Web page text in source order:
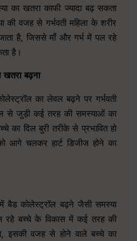
का खतरा काफी ज्यादा बढ़ सकता
वजह से गर्भवती महिला के शरीर
है, जिससे माँ और गर्भ में पल रहे
है।
बढ़ना
का लेवल बढ़ने पर गर्भवती
से जुड़ी कई तरह की समस्याओं का
दिल बुरी तरीके से प्रभावित हो
आगे चलकर हार्ट डिजीज होने का
में बैड कोलेस्ट्रॉल बढ़ने जैसी समस्या
बच्चे के विकास में कई तरह की
इसकी वजह से होने वाले बच्चे का